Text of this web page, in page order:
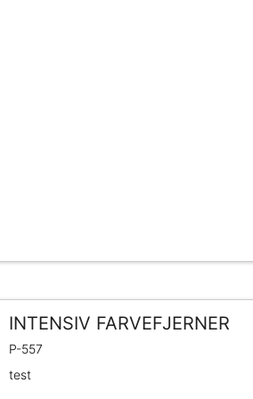
INTENSIV FARVEFJERNER
P-557
test